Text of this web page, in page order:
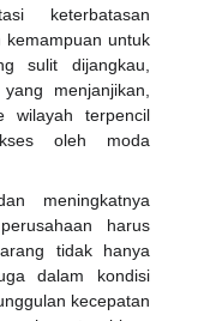
keterbatasan
kemampuan untuk
sulit dijangkau,
menjanjikan,
wilayah terpencil
oleh moda
meningkatnya
harus
tidak hanya
dalam kondisi
kecepatan